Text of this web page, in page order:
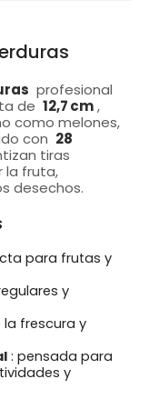
profesional
de 12,7 cm,
como melones,
con 28
tiras
la fruta,
desechos.
para frutas y
y
la frescura y
: pensada para
y